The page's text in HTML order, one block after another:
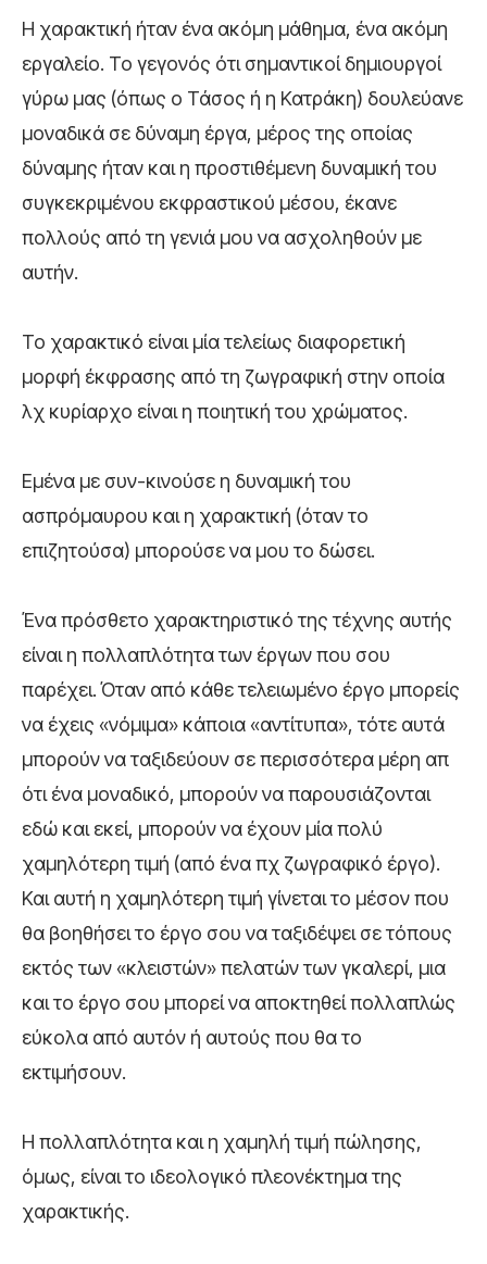
Η χαρακτική ήταν ένα ακόμη μάθημα, ένα ακόμη
εργαλείο. Το γεγονός ότι σημαντικοί δημιουργοί
γύρω μας (όπως ο Τάσος ή η Κατράκη) δουλεύανε
μοναδικά σε δύναμη έργα, μέρος της οποίας
δύναμης ήταν και η προστιθέμενη δυναμική του
συγκεκριμένου εκφραστικού μέσου, έκανε
πολλούς από τη γενιά μου να ασχοληθούν με
αυτήν.
Το χαρακτικό είναι μία τελείως διαφορετική
μορφή έκφρασης από τη ζωγραφική στην οποία
λχ κυρίαρχο είναι η ποιητική του χρώματος.
Εμένα με συν-κινούσε η δυναμική του
ασπρόμαυρου και η χαρακτική (όταν το
επιζητούσα) μπορούσε να μου το δώσει.
Ένα πρόσθετο χαρακτηριστικό της τέχνης αυτής
είναι η πολλαπλότητα των έργων που σου
παρέχει. Όταν από κάθε τελειωμένο έργο μπορείς
να έχεις «νόμιμα» κάποια «αντίτυπα», τότε αυτά
μπορούν να ταξιδεύουν σε περισσότερα μέρη απ
ότι ένα μοναδικό, μπορούν να παρουσιάζονται
εδώ και εκεί, μπορούν να έχουν μία πολύ
χαμηλότερη τιμή (από ένα πχ ζωγραφικό έργο).
Και αυτή η χαμηλότερη τιμή γίνεται το μέσον που
θα βοηθήσει το έργο σου να ταξιδέψει σε τόπους
εκτός των «κλειστών» πελατών των γκαλερί, μια
και το έργο σου μπορεί να αποκτηθεί πολλαπλώς
εύκολα από αυτόν ή αυτούς που θα το
εκτιμήσουν.
Η πολλαπλότητα και η χαμηλή τιμή πώλησης,
όμως, είναι το ιδεολογικό πλεονέκτημα της
χαρακτικής.